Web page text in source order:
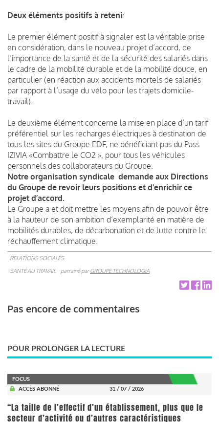
Deux éléments positifs à retenir
Le premier élément positif à signaler est la véritable prise
en considération, dans le nouveau projet d’accord, de
l’importance de la santé et de la sécurité des salariés dans
le cadre de la mobilité durable et de la mobilité douce, en
particulier (en réaction aux accidents mortels de salariés
par rapport à l’usage du vélo pour les trajets domicile-
travail).
Le deuxième élément concerne la mise en place d’un tarif
préférentiel sur les recharges électriques à destination de
tous les sites du Groupe EDF, ne bénéficiant pas du Pass
IZIVIA «Combattre le CO2 », pour tous les véhicules
personnels des collaborateurs du Groupe.
Notre organisation syndicale demande aux Directions
du Groupe de revoir leurs positions et d’enrichir ce
projet d’accord.
Le Groupe a et doit mettre les moyens afin de pouvoir être
à la hauteur de son ambition d’exemplarité en matière de
mobilités durables, de décarbonation et de lutte contre le
réchauffement climatique.
RELATIONS SOCIALES
SANTÉ AU TRAVAIL
parrainé parGROUPE TECHNOLOGIA
Pas encore de commentaires
POUR PROLONGER LA LECTURE
FOCUS
ACCÈS ABONNÉ
31 / 07 / 2026
“La taille de l’effectif d’un établissement, plus que le
secteur d’activité ou d’autres caractéristiques